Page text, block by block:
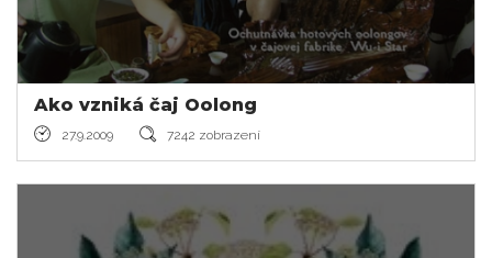
Ako vzniká čaj Oolong
27.9.2009 7242 zobrazení